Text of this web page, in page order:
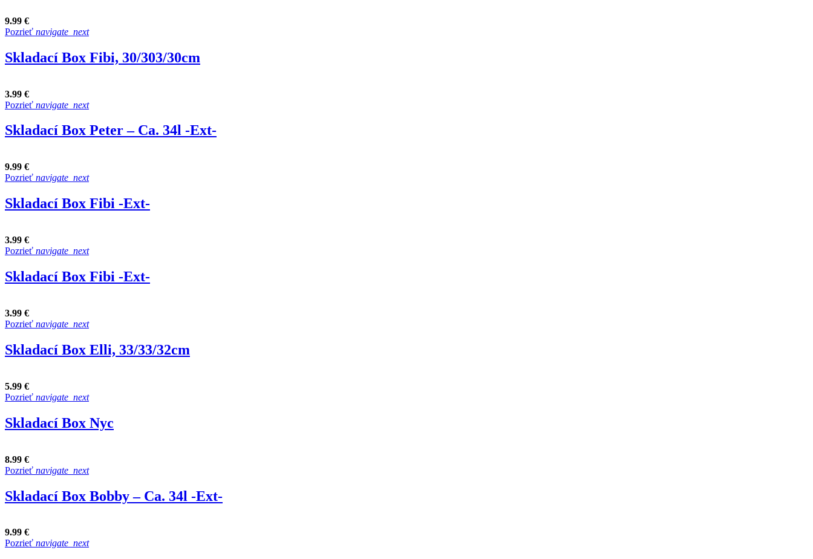
9.99 €
Pozrieť navigate_next
Skladací Box Fibi, 30/303/30cm
3.99 €
Pozrieť navigate_next
Skladací Box Peter – Ca. 34l -Ext-
9.99 €
Pozrieť navigate_next
Skladací Box Fibi -Ext-
3.99 €
Pozrieť navigate_next
Skladací Box Fibi -Ext-
3.99 €
Pozrieť navigate_next
Skladací Box Elli, 33/33/32cm
5.99 €
Pozrieť navigate_next
Skladací Box Nyc
8.99 €
Pozrieť navigate_next
Skladací Box Bobby – Ca. 34l -Ext-
9.99 €
Pozrieť navigate_next